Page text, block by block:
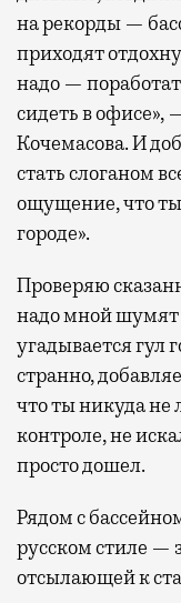
на рекорды —
приходят
надо —
сидеть в
Кочемасова. И
стать слоганом
ощущение, что ты
городе».
Проверяю
надо мной шумят
угадывается гул
странно,
что ты никуда не
контроле, не
просто дошел.
Рядом с
русском стиле —
отсылающей к